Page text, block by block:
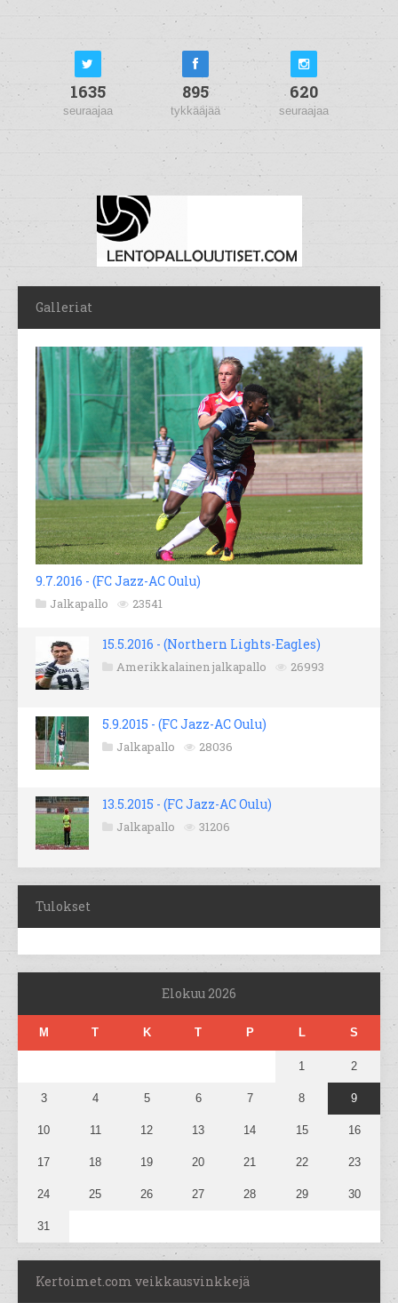
1635
seuraajaa
895
tykkääjää
620
seuraajaa
Galleriat
9.7.2016 - (FC Jazz-AC Oulu)
Jalkapallo 23541
15.5.2016 - (Northern Lights-Eagles)
Amerikkalainen jalkapallo 26993
5.9.2015 - (FC Jazz-AC Oulu)
Jalkapallo 28036
13.5.2015 - (FC Jazz-AC Oulu)
Jalkapallo 31206
Tulokset
Elokuu 2026
M T K T P L S
1 2
3 4 5 6 7 8 9
10 11 12 13 14 15 16
17 18 19 20 21 22 23
24 25 26 27 28 29 30
31
Kertoimet.com veikkausvinkkejä